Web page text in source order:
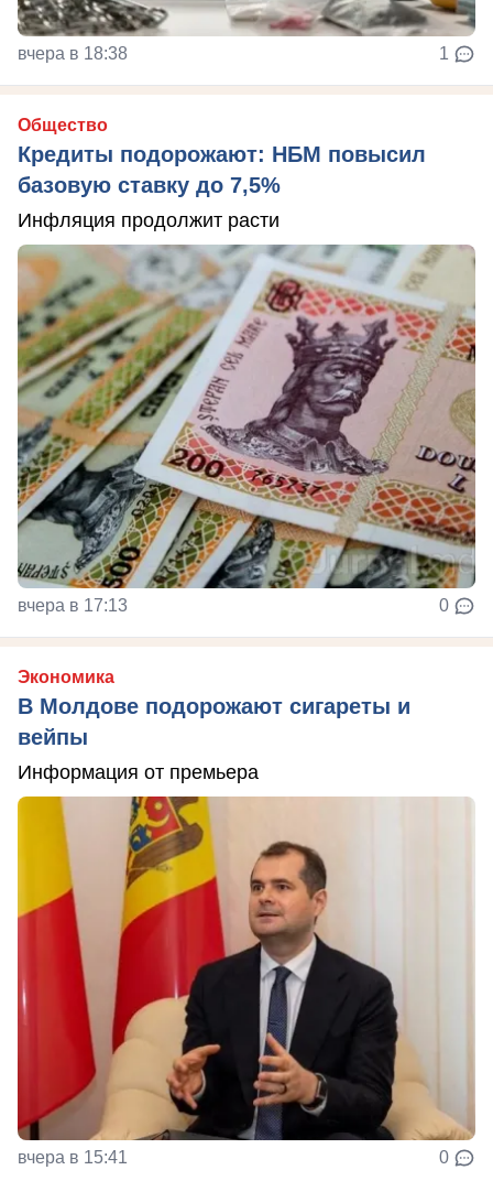
вчера в 18:38 1
Общество
Кредиты подорожают: НБМ повысил
базовую ставку до 7,5%
Инфляция продолжит расти
вчера в 17:13 0
Экономика
В Молдове подорожают сигареты и
вейпы
Информация от премьера
вчера в 15:41 0